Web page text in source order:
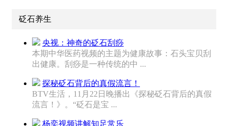
砭石养生
央视：神奇的砭石刮痧
本期中华医药视频的主题为健康故事：石头宝贝刮
出健康。刮痧是一种传统的中 ...
探秘砭石背后的真假流言！
BTV生活，11月22日晚播出《探秘砭石背后的真假
流言！》。“砭石是宝 ...
杨奕视频讲解知足常乐